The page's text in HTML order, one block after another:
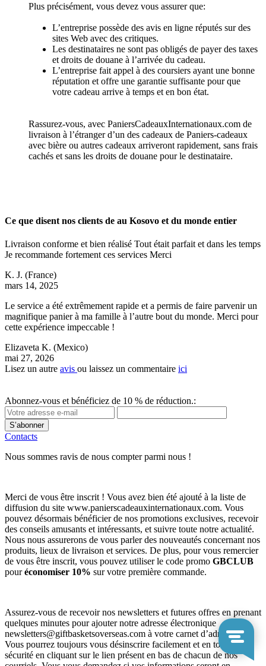
Plus précisément, vous devez vous assurer que:
L’entreprise possède des avis en ligne réputés sur des
sites Web avec des critiques.
Les destinataires ne sont pas obligés de payer des taxes
et droits de douane à l’arrivée du cadeau.
L’entreprise fait appel à des coursiers ayant une bonne
réputation et offre une garantie suffisante pour que
votre cadeau arrive à temps et en bon état.
Rassurez-vous, avec PaniersCadeauxInternationaux.com de
livraison à l’étranger d’un des cadeaux de Paniers-cadeaux
avec bière ou autres cadeaux arriveront rapidement, sans frais
cachés et sans les droits de douane pour le destinataire.
Ce que disent nos clients de au Kosovo et du monde entier
Livraison conforme et bien réalisé Tout était parfait et dans les temps
Je recommande fortement ces services Merci
K. J. (France)
mars 14, 2025
Le service a été extrêmement rapide et a permis de faire parvenir un
magnifique panier à ma famille à l’autre bout du monde. Merci pour
cette expérience impeccable !
Elizaveta K. (Mexico)
mai 27, 2026
Lisez un autre avis ou laissez un commentaire ici
Abonnez-vous et bénéficiez de 10 % de réduction.:
S’abonner
Contacts
Nous sommes ravis de nous compter parmi nous !
Merci de vous être inscrit ! Vous avez bien été ajouté à la liste de
diffusion du site www.panierscadeauxinternationaux.com. Vous
pouvez désormais bénéficier de nos promotions exclusives, recevoir
des conseils amusants et intéressants, et suivre toute notre actualité.
Nous nous assurerons de vous parler des nouveautés concernant nos
produits, lieux de livraison et services. De plus, pour vous remercier
de vous être inscrit, vous pouvez utiliser le code promo GBCLUB
pouréconomiser 10% sur votre première commande.
Assurez-vous de recevoir nos newsletters et futures offres en prenant
quelques minutes pour ajouter notre adresse électronique
newsletters@giftbasketsoverseas.com à votre carnet d’adresses.
Vous pourrez toujours vous désinscrire facilement et en toute
sécurité en cliquant sur le lien présent en bas de chacun de nos